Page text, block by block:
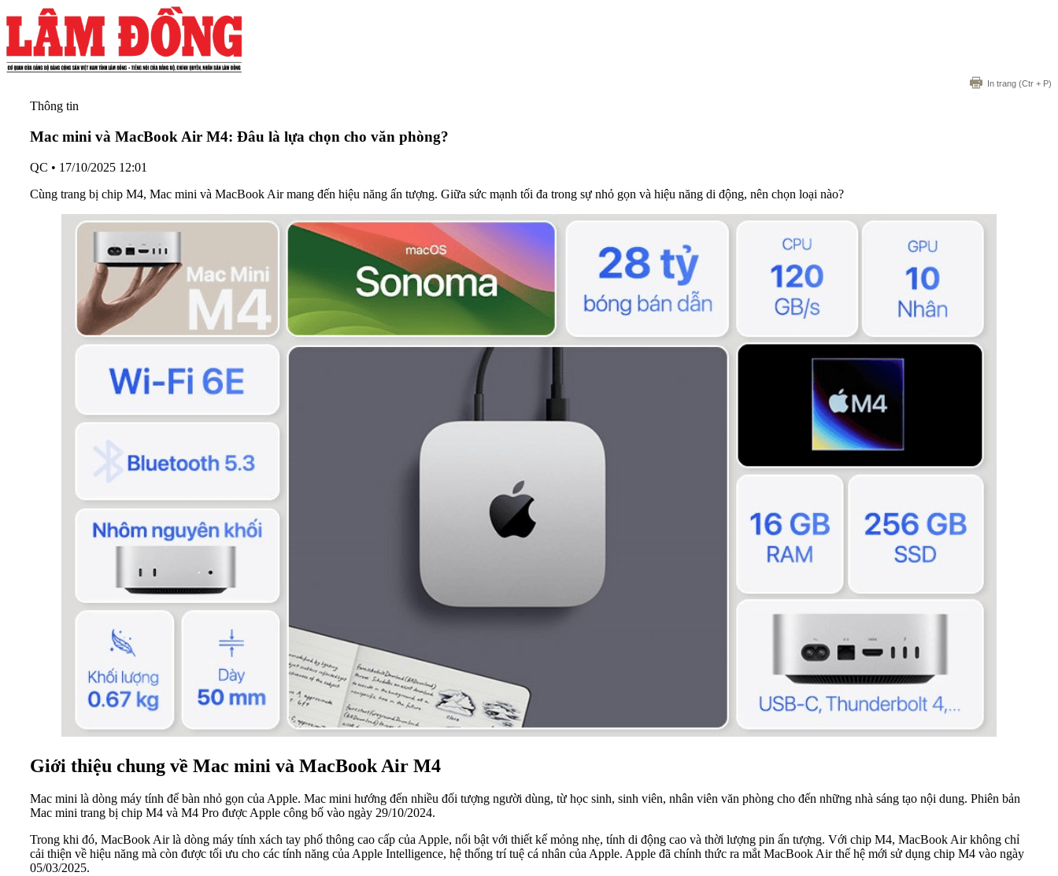
In trang (Ctr + P)
Thông tin
Mac mini và MacBook Air M4: Đâu là lựa chọn cho văn phòng?
QC • 17/10/2025 12:01
Cùng trang bị chip M4, Mac mini và MacBook Air mang đến hiệu năng ấn tượng. Giữa sức mạnh tối đa trong sự nhỏ gọn và hiệu năng di động, nên chọn loại nào?
Giới thiệu chung về Mac mini và MacBook Air M4
Mac mini là dòng máy tính để bàn nhỏ gọn của Apple. Mac mini hướng đến nhiều đối tượng người dùng, từ học sinh, sinh viên, nhân viên văn phòng cho đến những nhà sáng tạo nội dung. Phiên bản
Mac mini trang bị chip M4 và M4 Pro được Apple công bố vào ngày 29/10/2024.
Trong khi đó, MacBook Air là dòng máy tính xách tay phổ thông cao cấp của Apple, nổi bật với thiết kế mỏng nhẹ, tính di động cao và thời lượng pin ấn tượng. Với chip M4, MacBook Air không chỉ
cải thiện về hiệu năng mà còn được tối ưu cho các tính năng của Apple Intelligence, hệ thống trí tuệ cá nhân của Apple. Apple đã chính thức ra mắt MacBook Air thế hệ mới sử dụng chip M4 vào ngày
05/03/2025.